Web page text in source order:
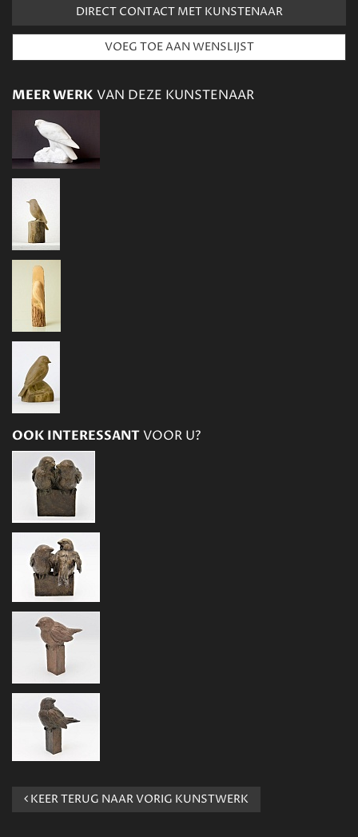
DIRECT CONTACT MET KUNSTENAAR
MEER WERK VAN DEZE KUNSTENAAR
OOK INTERESSANTVOOR U?
KEER TERUG NAAR VORIG KUNSTWERK